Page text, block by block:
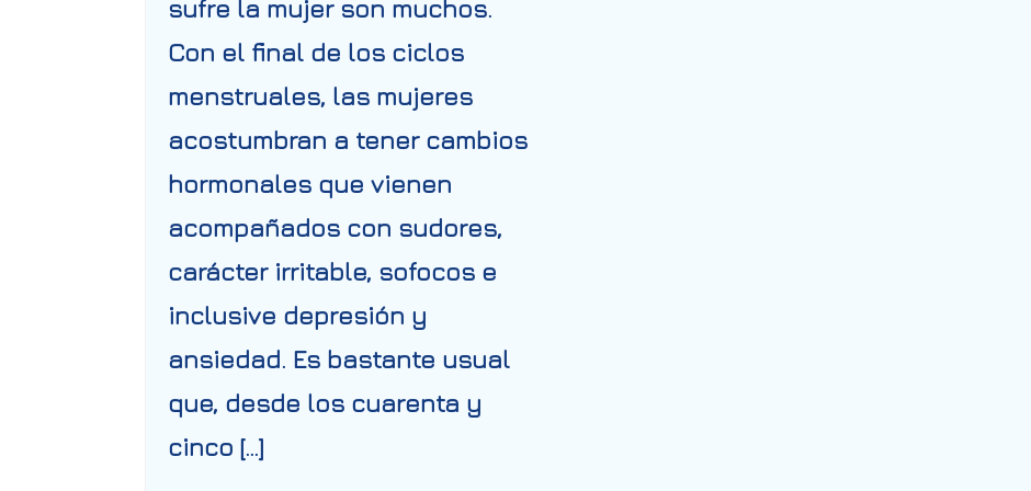
sufre la mujer son muchos.
Con el final de los ciclos
menstruales, las mujeres
acostumbran a tener cambios
hormonales que vienen
acompañados con sudores,
carácter irritable, sofocos e
inclusive depresión y
ansiedad. Es bastante usual
que, desde los cuarenta y
cinco […]